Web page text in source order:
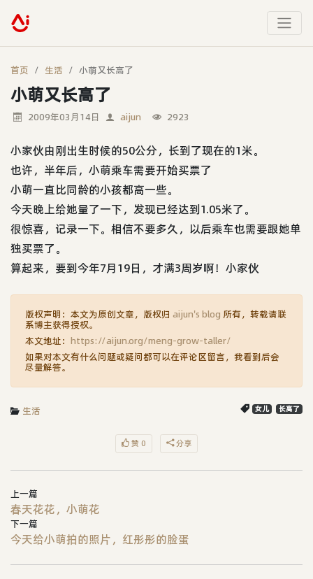
首页 生活 小萌又长高了
小萌又长高了
2009年03月14日 aijun 2923
小家伙由刚出生时候的50公分，长到了现在的1米。
也许，半年后，小萌乘车需要开始买票了
小萌一直比同龄的小孩都高一些。
今天晚上给她量了一下，发现已经达到1.05米了。
很惊喜，记录一下。相信不要多久，以后乘车也需要跟她单
独买票了。
算起来，要到今年7月19日，才满3周岁啊！小家伙
版权声明：本文为原创文章，版权归 aijun's blog 所有，转载请联
系博主获得授权。
本文地址： https://aijun.org/meng-grow-taller/
如果对本文有什么问题或疑问都可以在评论区留言，我看到后会
尽量解答。
生活 女儿 长高了
赞 0 分享
上一篇
春天花花，小萌花
下一篇
今天给小萌拍的照片，红彤彤的脸蛋